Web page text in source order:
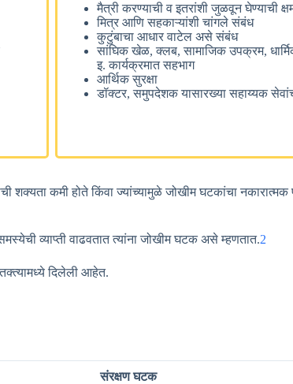
मैत्री करण्याची व इतरांशी जुळवून घेण्याची
मित्र आणि सहकाऱ्यांशी चांगले संबंध
कुटुंबाचा आधार वाटेल असे संबंध
सांघिक खेळ, क्लब, सामाजिक उपक्रम,
इ. कार्यक्रमात सहभाग
आर्थिक सुरक्षा
डॉक्टर, समुपदेशक यासारख्या सहाय्यक
कमी होते किंवा ज्यांच्यामुळे जोखीम घटकांचा नकारात्मक
व्याप्ती वाढवतात त्यांना जोखीम घटक असे म्हणतात.2
दिलेली आहेत.
संरक्षण घटक